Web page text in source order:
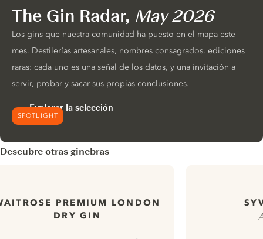
SPOTLIGHT
The Gin Radar, May 2026
Los gins que nuestra comunidad ha puesto en el mapa este
mes. Destilerías artesanales, nombres consagrados, ediciones
raras: cada uno es una señal de los datos, y una invitación a
servir, probar y sacar sus propias conclusiones.
Explorar la selección
Descubre otras ginebras
PREMIUM LONDON
DRY GIN